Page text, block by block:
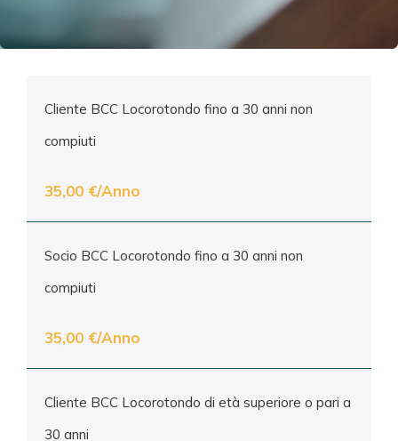
Cliente BCC Locorotondo fino a 30 anni non
compiuti
35,00 €/Anno
Socio BCC Locorotondo fino a 30 anni non
compiuti
35,00 €/Anno
Cliente BCC Locorotondo di età superiore o pari a
30 anni